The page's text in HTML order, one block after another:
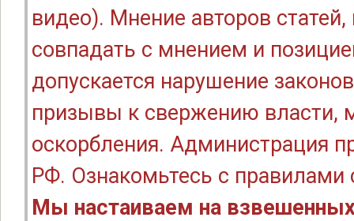
видео). Мнение авторов
совпадать с мнением и
допускается нарушение
призывы к свержению власти,
оскорбления. Администрация
РФ. Ознакомьтесь с правилами
Мы настаиваем на